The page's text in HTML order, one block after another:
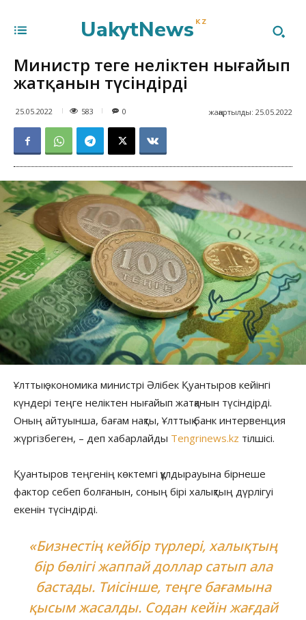
UakytNews KZ
Министр теңге неліктен нығайып
жатқанын түсіндірді
25.05.2022 583 жаңартылды: 25.05.2022
0
Ұлттық экономика министрі Әлібек Қуантыров кейінгі
күндері теңге неліктен нығайып жатқанын түсіндірді.
Оның айтуынша, бағам нақты, Ұлттық банк интервенция
жүргізбеген, – деп хабарлайды Tengrinews.kz тілшісі.
Қуантыров теңгенің көктемгі құлдырауына бірнеше
фактор себеп болғанын, соның бірі халықтың дүрлігуі
екенін түсіндірді.
«Бизнестің кейбір түрлері, халықтың
бір бөлігі жаппай доллар сатып ала
бастады. Тиісінше, теңге бағамына
қысым жасалды. Содан кейін жағдай